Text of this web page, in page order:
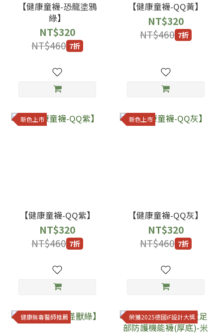
【健康童襪-恐龍塗鴉
綠】
NT$320
NT$460 7折
【健康童襪-QQ黃】
NT$320
NT$460 7折
新色上市
【健康童襪-QQ紫】
NT$320
NT$460 7折
新色上市
【健康童襪-QQ灰】
NT$320
NT$460 7折
健康無毒醫師推薦 榮獲2025德國iF設計大獎